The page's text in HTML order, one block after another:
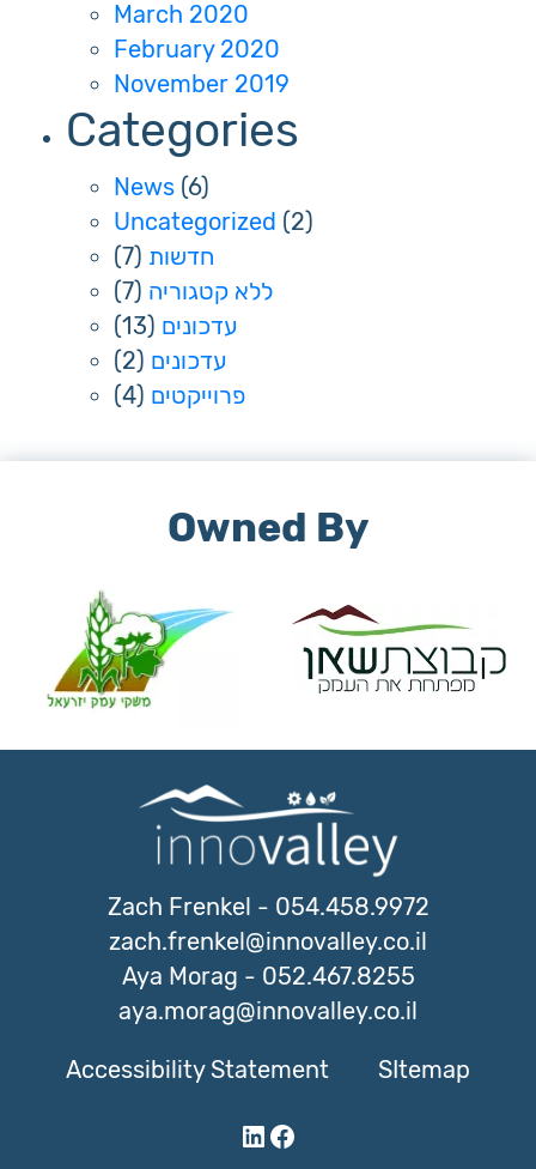
March 2020
February 2020
November 2019
Categories
News (6)
Uncategorized (2)
חדשות (7)
ללא קטגוריה (7)
עדכונים (13)
עדכונים (2)
פרוייקטים (4)
Owned By
Zach Frenkel - 054.458.9972
zach.frenkel@innovalley.co.il
Aya Morag - 052.467.8255
aya.morag@innovalley.co.il
Accessibility Statement SItemap
LinkedIn
Facebook